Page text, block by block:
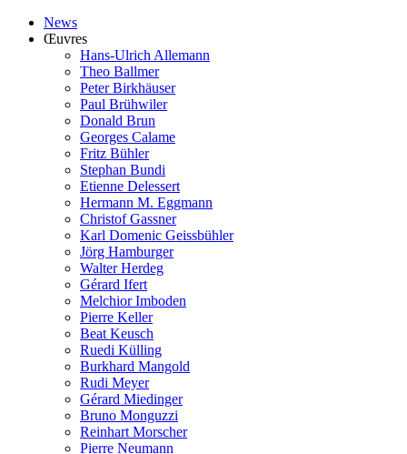
News
Œuvres
Hans-Ulrich Allemann
Theo Ballmer
Peter Birkhäuser
Paul Brühwiler
Donald Brun
Georges Calame
Fritz Bühler
Stephan Bundi
Etienne Delessert
Hermann M. Eggmann
Christof Gassner
Karl Domenic Geissbühler
Jörg Hamburger
Walter Herdeg
Gérard Ifert
Melchior Imboden
Pierre Keller
Beat Keusch
Ruedi Külling
Burkhard Mangold
Rudi Meyer
Gérard Miedinger
Bruno Monguzzi
Reinhart Morscher
Pierre Neumann